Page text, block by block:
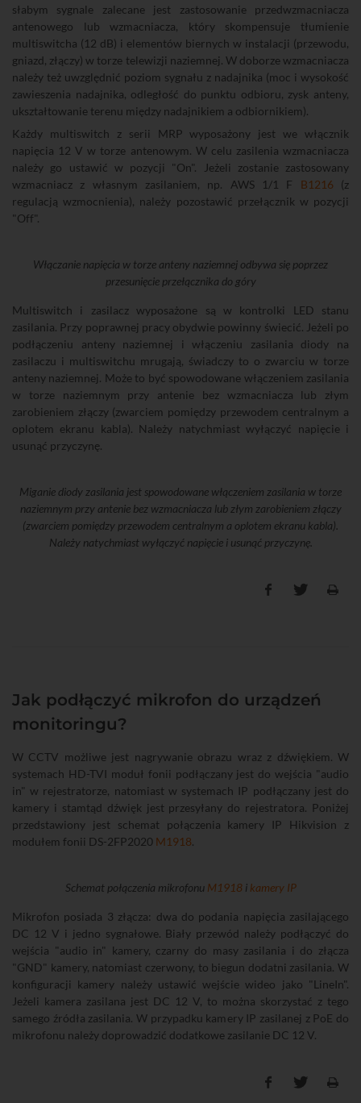
słabym sygnale zalecane jest zastosowanie przedwzmacniacza
antenowego lub wzmacniacza, który skompensuje tłumienie
multiswitcha (12 dB) i elementów biernych w instalacji (przewodu,
gniazd, złączy) w torze telewizji naziemnej. W doborze wzmacniacza
należy też uwzględnić poziom sygnału z nadajnika (moc i wysokość
zawieszenia nadajnika, odległość do punktu odbioru, zysk anteny,
ukształtowanie terenu między nadajnikiem a odbiornikiem).
Każdy multiswitch z serii MRP wyposażony jest we włącznik
napięcia 12 V w torze antenowym. W celu zasilenia wzmacniacza
należy go ustawić w pozycji "On". Jeżeli zostanie zastosowany
wzmacniacz z własnym zasilaniem, np. AWS 1/1 F B1216 (z
regulacją wzmocnienia), należy pozostawić przełącznik w pozycji
"Off".
Włączanie napięcia w torze anteny naziemnej odbywa się poprzez
przesunięcie przełącznika do góry
Multiswitch i zasilacz wyposażone są w kontrolki LED stanu
zasilania. Przy poprawnej pracy obydwie powinny świecić. Jeżeli po
podłączeniu anteny naziemnej i włączeniu zasilania diody na
zasilaczu i multiswitchu mrugają, świadczy to o zwarciu w torze
anteny naziemnej. Może to być spowodowane włączeniem zasilania
w torze naziemnym przy antenie bez wzmacniacza lub złym
zarobieniem złączy (zwarciem pomiędzy przewodem centralnym a
oplotem ekranu kabla). Należy natychmiast wyłączyć napięcie i
usunąć przyczynę.
Miganie diody zasilania jest spowodowane włączeniem zasilania w torze
naziemnym przy antenie bez wzmacniacza lub złym zarobieniem złączy
(zwarciem pomiędzy przewodem centralnym a oplotem ekranu kabla).
Należy natychmiast wyłączyć napięcie i usunąć przyczynę.
Jak podłączyć mikrofon do urządzeń
monitoringu?
W CCTV możliwe jest nagrywanie obrazu wraz z dźwiękiem. W
systemach HD-TVI moduł fonii podłączany jest do wejścia "audio
in" w rejestratorze, natomiast w systemach IP podłączany jest do
kamery i stamtąd dźwięk jest przesyłany do rejestratora. Poniżej
przedstawiony jest schemat połączenia kamery IP Hikvision z
modułem fonii DS-2FP2020 M1918.
Schemat połączenia mikrofonu M1918i kamery IP
Mikrofon posiada 3 złącza: dwa do podania napięcia zasilającego
DC 12 V i jedno sygnałowe. Biały przewód należy podłączyć do
wejścia "audio in" kamery, czarny do masy zasilania i do złącza
"GND" kamery, natomiast czerwony, to biegun dodatni zasilania. W
konfiguracji kamery należy ustawić wejście wideo jako "LineIn".
Jeżeli kamera zasilana jest DC 12 V, to można skorzystać z tego
samego źródła zasilania. W przypadku kamery IP zasilanej z PoE do
mikrofonu należy doprowadzić dodatkowe zasilanie DC 12 V.